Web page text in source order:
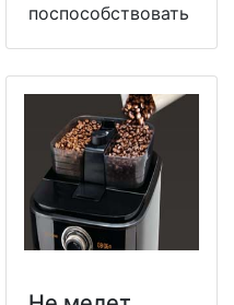
поспособствовать